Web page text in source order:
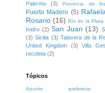
Palermo (3) Provincia de
Puerto Madero (5)
Rosario (16) Río de la Plata
Isidro (2) San Juan (13)
(3) Sicilia (3) Talavera de la
United Kingdom
(3) Villa
recoleta (2)
Tópicos
Apunte preliminar